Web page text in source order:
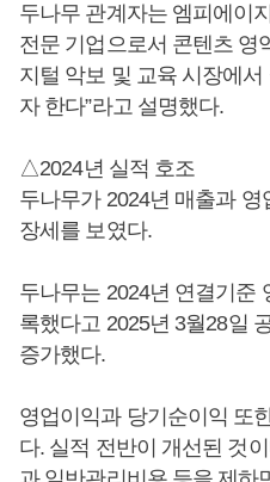
두나무 관계자는 엠피에이
전문 기업으로서 콘텐츠 영
지털 악보 및 교육 시장에
자 한다”라고 설명했다.
△2024년 실적 호조
두나무가 2024년 매출과
장세를 보였다.
두나무는 2024년 연결기준
록했다고 2025년 3월28일
증가했다.
영업이익과 당기순이익 또
다. 실적 전반이 개선된 것